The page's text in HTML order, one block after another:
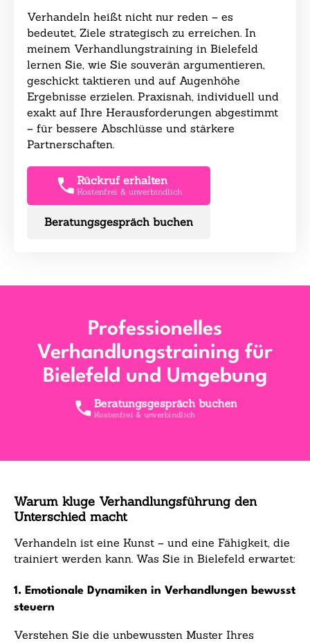
Verhandeln heißt nicht nur reden – es
bedeutet, Ziele strategisch zu erreichen. In
meinem Verhandlungstraining in Bielefeld
lernen Sie, wie Sie souverän argumentieren,
geschickt taktieren und auf Augenhöhe
Ergebnisse erzielen. Praxisnah, individuell und
exakt auf Ihre Herausforderungen abgestimmt
– für bessere Abschlüsse und stärkere
Partnerschaften.
Rückruf erhalten
Kostenfrei & unverbindlich
Beratungsgespräch buchen
Professionelles
Verhandlungstraining für
Bielefeld und Umgebung
Beratungsgespräch buchen
Kostenfrei & unverbindlich
Warum kluge Verhandlungsführung den
Unterschied macht
Verhandeln ist eine Kunst – und eine Fähigkeit, die
trainiert werden kann. Was Sie in Bielefeld erwartet:
1. Emotionale Dynamiken in Verhandlungen bewusst
steuern
Verstehen Sie die unbewussten Muster Ihres